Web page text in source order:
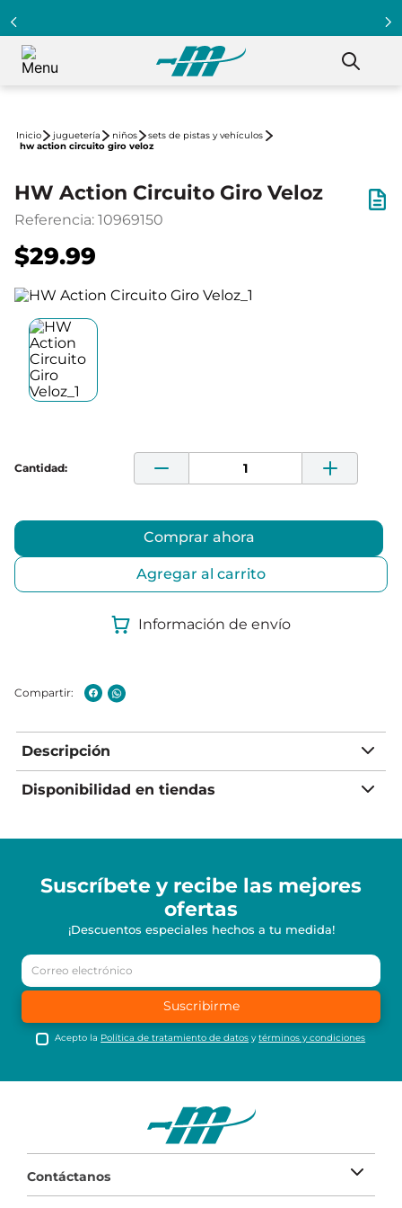
juguetería niños
sets de pistas y vehículos
hw action circuito giro veloz
HW Action Circuito Giro Veloz
Referencia: 10969150
$29.99
Comprar ahora
Agregar al carrito
Información de envío
Descripción
Disponibilidad en tiendas
Suscríbete y recibe las mejores
ofertas
¡Descuentos especiales hechos a tu medida!
Suscribirme
Acepto la Política de tratamiento de datos ytérminos y condiciones
Contáctanos